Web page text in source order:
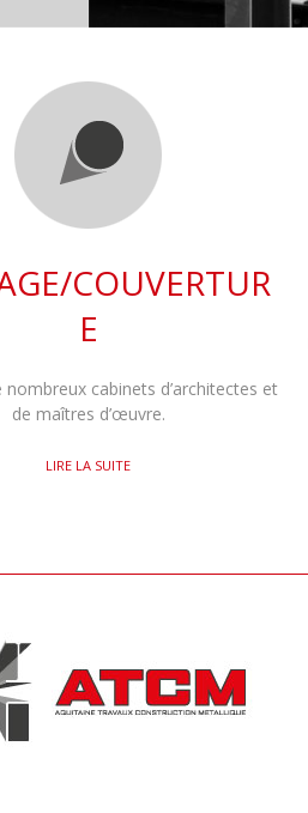
COUVERTUR
E
nombreux cabinets d’architectes et
de maîtres d’œuvre.
LIRE LA SUITE